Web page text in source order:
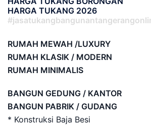
HARGA TUKANG 2026
RUMAH MEWAH /LUXURY
RUMAH KLASIK / MODERN
RUMAH MINIMALIS
BANGUN GEDUNG / KANTOR
BANGUN PABRIK / GUDANG
* Konstruksi Baja Besi